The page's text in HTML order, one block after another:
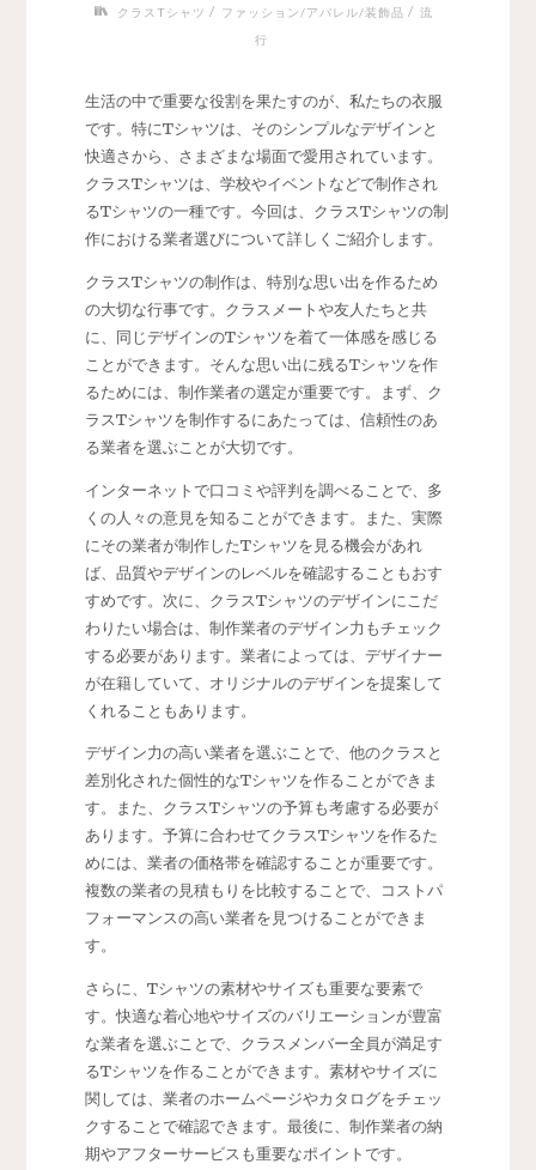
クラスTシャツ / ファッション/アパレル/装飾品 / 流
行
生活の中で重要な役割を果たすのが、私たちの衣服
です。 特にTシャツは、そのシンプルなデザインと
快適さから、さまざまな場面で愛用されています。
クラスTシャツは、学校やイベントなどで制作され
るTシャツの一種です。今回は、クラスTシャツの制
作における業者選びについて詳しくご紹介します。
クラスTシャツの制作は、特別な思い出を作るため
の大切な行事です。クラスメートや友人たちと共
に、同じデザインのTシャツを着て一体感を感じる
ことができます。そんな思い出に残るTシャツを作
るためには、制作業者の選定が重要です。まず、ク
ラスTシャツを制作するにあたっては、信頼性のあ
る業者を選ぶことが大切です。
インターネットで口コミや評判を調べることで、多
くの人々の意見を知ることができます。また、実際
にその業者が制作したTシャツを見る機会があれ
ば、品質やデザインのレベルを確認することもおす
すめです。次に、クラスTシャツのデザインにこだ
わりたい場合は、制作業者のデザイン力もチェック
する必要があります。業者によっては、デザイナー
が在籍していて、オリジナルのデザインを提案して
くれることもあります。
デザイン力の高い業者を選ぶことで、他のクラスと
差別化された個性的なTシャツを作ることができま
す。また、クラスTシャツの予算も考慮する必要が
あります。予算に合わせてクラスTシャツを作るた
めには、業者の価格帯を確認することが重要です。
複数の業者の見積もりを比較することで、コストパ
フォーマンスの高い業者を見つけることができま
す。
さらに、Tシャツの素材やサイズも重要な要素で
す。快適な着心地やサイズのバリエーションが豊富
な業者を選ぶことで、クラスメンバー全員が満足す
るTシャツを作ることができます。素材やサイズに
関しては、業者のホームページやカタログをチェッ
クすることで確認できます。最後に、制作業者の納
期やアフターサービスも重要なポイントです。